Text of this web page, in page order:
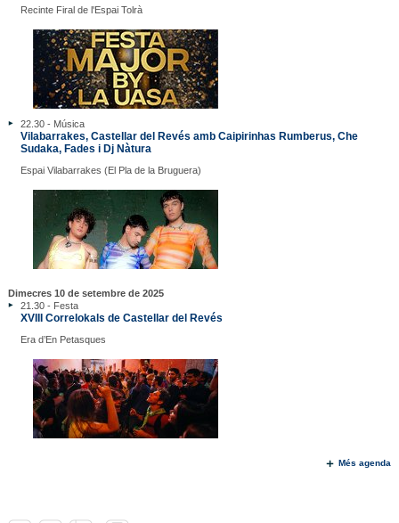
Recinte Firal de l'Espai Tolrà
22.30 - Música
Vilabarrakes, Castellar del Revés amb Caipirinhas Rumberus, Che
Sudaka, Fades i Dj Nàtura
Espai Vilabarrakes (El Pla de la Bruguera)
Dimecres 10 de setembre de 2025
21.30 - Festa
XVIII Correlokals de Castellar del Revés
Era d’En Petasques
Més agenda